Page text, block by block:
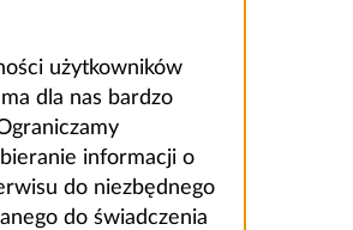
użytkowników
dla nas bardzo
informacji o
do niezbędnego
do świadczenia